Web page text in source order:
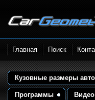
Размеры кузова
Контрольные точки и
размеры. Геометрия
Главная Поиск
Кузовные размеры
Программы